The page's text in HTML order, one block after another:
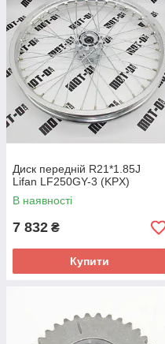
Диск передній R21*1.85J
Lifan LF250GY-3 (KPX)
В наявності
7 832 ₴
Купити